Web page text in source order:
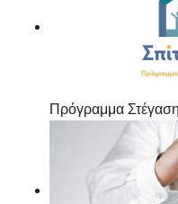
Πρόγραμμα